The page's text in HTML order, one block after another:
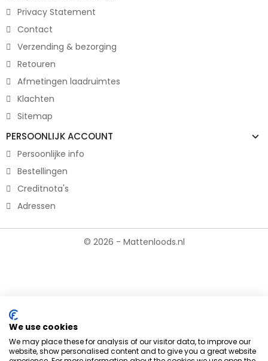
Privacy Statement
Contact
Verzending & bezorging
Retouren
Afmetingen laadruimtes
Klachten
Sitemap
PERSOONLIJK ACCOUNT
Persoonlijke info
Bestellingen
Creditnota's
Adressen
© 2026 - Mattenloods.nl
We use cookies
We may place these for analysis of our visitor data, to improve our
website, show personalised content and to give you a great website